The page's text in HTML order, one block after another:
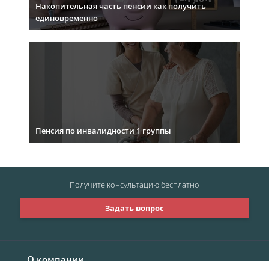
Накопительная часть пенсии как получить
единовременно
Пенсия по инвалидности 1 группы
Задать вопрос
Получите консультациюбесплатно